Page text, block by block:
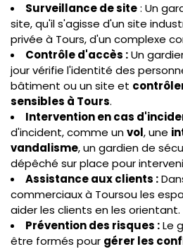
Surveillance de site: Un
site, qu'il s'agisse d'un site
privée à Tours, d'un complexe
Contrôle d'accès :Un
jour vérifie l'identité des
bâtiment ou un site et
sensibles à Tours.
Intervention en cas
d'incident, comme unvol, une
vandalisme, un gardien de
dépêché sur place pour
Assistance aux clients :
commerciaux à Toursou les
aider les clients en les orientant.
Prévention des risques :Le
être formés pour gérer les